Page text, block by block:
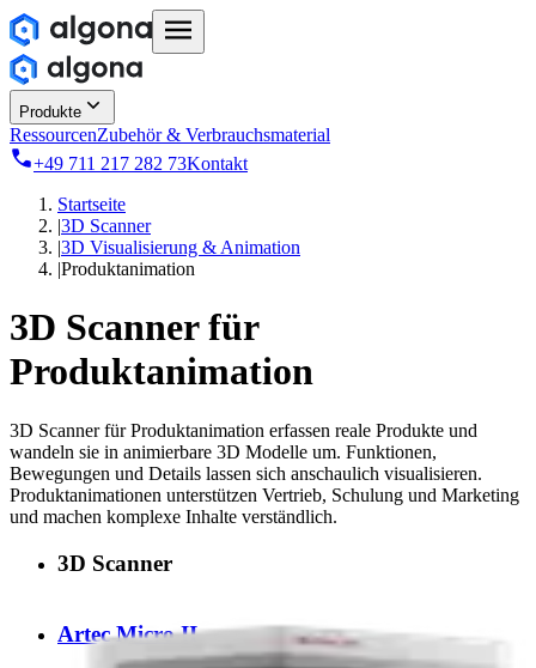
Produkte
RessourcenZubehör & Verbrauchsmaterial
+49 711 217 282 73Kontakt
Startseite
|3D Scanner
|3D Visualisierung & Animation
|Produktanimation
3D Scanner für
Produktanimation
3D Scanner für Produktanimation erfassen reale Produkte und
wandeln sie in animierbare 3D Modelle um. Funktionen,
Bewegungen und Details lassen sich anschaulich visualisieren.
Produktanimationen unterstützen Vertrieb, Schulung und Marketing
und machen komplexe Inhalte verständlich.
3D Scanner
Artec Micro II